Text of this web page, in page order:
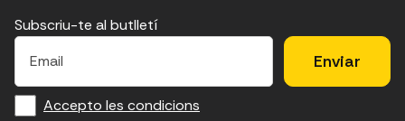
E
f
o
E
c
a
H
u
d
×
Subscriu-te al butlletí
E
a
i
Accepto les condicions